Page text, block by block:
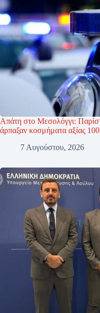
Απάτη στο Μεσολόγγι:
άρπαξαν κοσμήματα αξίας
7 Αυγούστου, 2026